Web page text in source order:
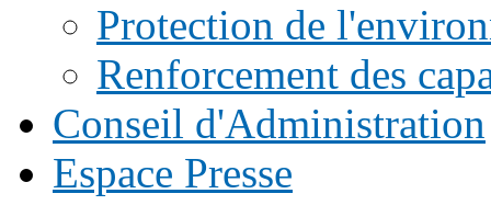
Protection de
Renforcement des
Conseil d'Administration
Espace Presse